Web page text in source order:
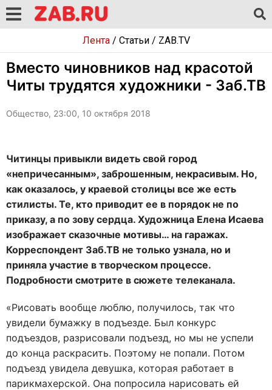
Лента/ Статьи/ ZAB.TV
Вместо чиновников над красотой
Читы трудятся художники - Заб.ТВ
Общество, 23:00, 10 октября 2018
Читинцы привыкли видеть свой город
«непричесанным», заброшенным, некрасивым. Но,
как оказалось, у краевой столицы все же есть
стилисты. Те, кто приводит ее в порядок не по
приказу, а по зову сердца. Художница Елена Исаева
изображает сказочные мотивы… на гаражах.
Корреспондент Заб.ТВ не только узнала, но и
приняла участие в творческом процессе.
Подробности смотрите в сюжете телеканала.
«Рисовать вообще люблю, получилось, так что
увидели бумажку в подъезде. Был конкурс
подъездов, разрисовали подъезд, но мы не успели
до конца раскрасить. Поэтому не попали. Потом
подъезд увидела девушка, которая работает в
парикмахерской. Она попросила нарисовать ей